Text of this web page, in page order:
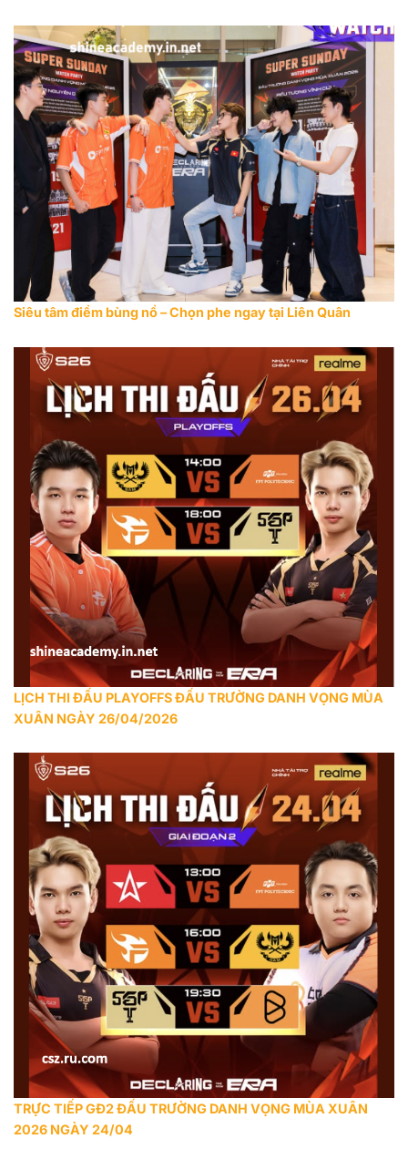
Siêu tâm điểm bùng nổ – Chọn phe ngay tại Liên Quân
LỊCH THI ĐẤU PLAYOFFS ĐẤU TRƯỜNG DANH VỌNG MÙA
XUÂN NGÀY 26/04/2026
TRỰC TIẾP GĐ2 ĐẤU TRƯỜNG DANH VỌNG MÙA XUÂN
2026 NGÀY 24/04